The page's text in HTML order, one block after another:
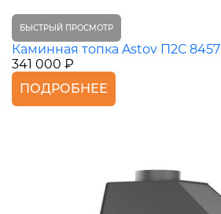
БЫСТРЫЙ ПРОСМОТР
Каминная топка Astov П2С 8457
341 000 ₽
ПОДРОБНЕЕ